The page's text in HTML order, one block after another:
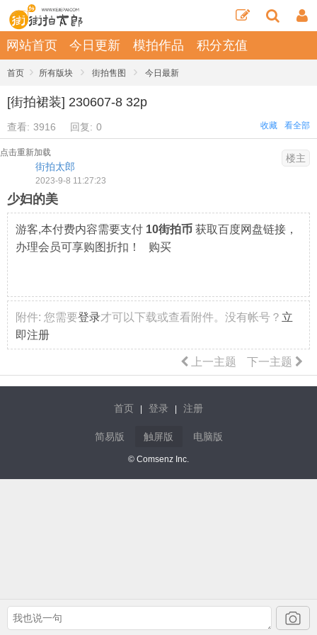
网站首页 今日更新 模拍作品 积分充值
首页 › 所有版块 › 街拍售图 › 今日最新
[街拍裙装] 230607-8 32p
查看: 3916 回复: 0 看全部
收藏
点击重新加载
街拍太郎
2023-9-8 11:27:23
楼主
少妇的美
游客,本付费内容需要支付 10街拍币 获取百度网盘链接，
办理会员可享购图折扣！ 购买
附件: 您需要登录才可以下载或查看附件。没有帐号？ 立
即注册
下一主题
上一主题
首页 登录 注册
简易版 触屏版 电脑版
© Comsenz Inc.